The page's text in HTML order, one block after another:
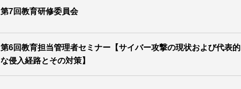
第7回教育研修委員会
第6回教育担当管理者セミナー【サイバー攻撃の現状および代表的
な侵入経路とその対策】